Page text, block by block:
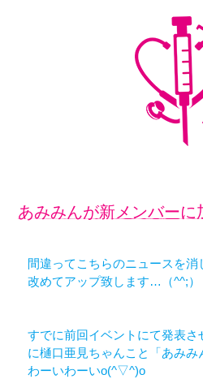
中２病棟集中治療
（声優の卵）のちょっとイタい
クありゲームありの楽しいイベン
あみみんが新メンバーに
間違ってこちらのニュースを
改めてアップ致します…（^^;）
すでに前回イベントにて発表
に樋口亜見ちゃんこと「あみ
わーいわーいo(^▽^)o
© 2026 Rootdesign inc. All Rights